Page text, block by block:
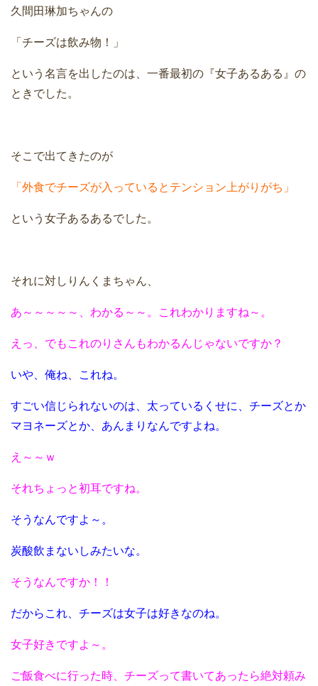
久間田琳加ちゃんの
「チーズは飲み物！」
という名言を出したのは、一番最初の『女子あるある』の
ときでした。
そこで出てきたのが
「外食でチーズが入っているとテンション上がりがち」
という女子あるあるでした。
それに対しりんくまちゃん、
あ～～～～～、わかる～～。これわかりますね～。
えっ、でもこれのりさんもわかるんじゃないですか？
いや、俺ね、これね。
すごい信じられないのは、太っているくせに、チーズとか
マヨネーズとか、あんまりなんですよね。
え～～ｗ
それちょっと初耳ですね。
そうなんですよ～。
炭酸飲まないしみたいな。
そうなんですか！！
だからこれ、チーズは女子は好きなのね。
女子好きですよ～。
ご飯食べに行った時、チーズって書いてあったら絶対頼み